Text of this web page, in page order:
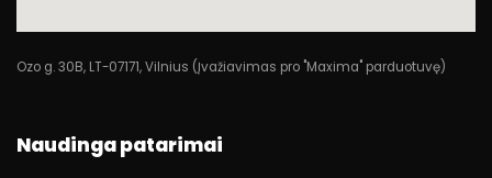
Ozo g. 30B, LT-07171, Vilnius (Įvažiavimas pro "Maxima" parduotuvę)
Naudinga patarimai